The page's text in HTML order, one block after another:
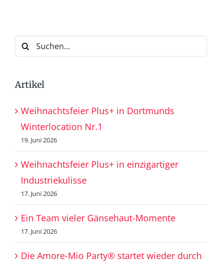
Suche
nach:
Artikel
Weihnachtsfeier Plus+ in Dortmunds
Winterlocation Nr.1
19. Juni 2026
Weihnachtsfeier Plus+ in einzigartiger
Industriekulisse
17. Juni 2026
Ein Team vieler Gänsehaut-Momente
17. Juni 2026
Die Amore-Mio Party® startet wieder durch